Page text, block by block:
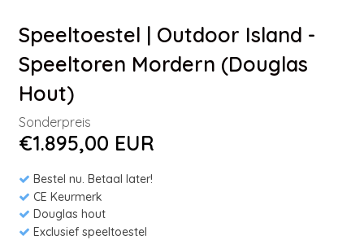
Speeltoestel | Outdoor Island -
Speeltoren Mordern (Douglas
Hout)
Sonderpreis
€1.895,00 EUR
Bestel nu. Betaal later!
CE Keurmerk
Douglas hout
Exclusief speeltoestel